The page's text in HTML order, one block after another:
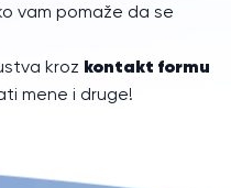
vam pomaže da se
kroz kontakt formu
mene i druge!